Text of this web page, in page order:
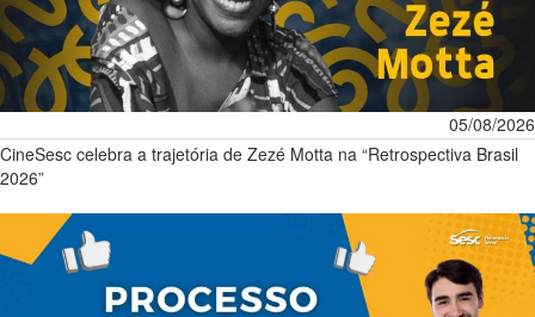
05/08/2026
CineSesc celebra a trajetória de Zezé Motta na “Retrospectiva Brasil
2026”